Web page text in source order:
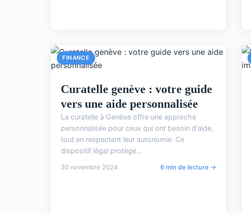
FINANCE
Curatelle genève : votre guide
vers une aide personnalisée
La curatelle à Genève offre une approche
personnalisée pour ceux qui ont besoin d'aide,
tout en respectant leur autonomie. Ce
dispositif légal protège...
30 novembre 2024 6 min de lecture →